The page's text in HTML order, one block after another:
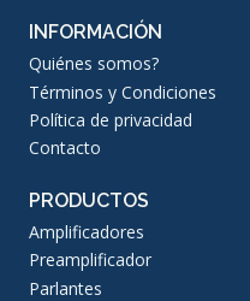
INFORMACIÓN
Quiénes somos?
Términos y Condiciones
Política de privacidad
Contacto
PRODUCTOS
Amplificadores
Preamplificador
Parlantes